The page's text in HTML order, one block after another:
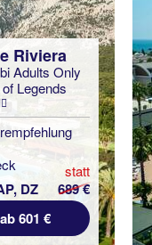
Riviera
Adults Only
of Legends
DZ
statt
689 €
601 €